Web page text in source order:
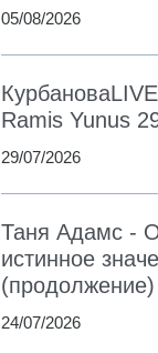
05/08/2026
Ramis Yunus
29/07/2026
Таня Адамс -
истинное
(продолжение)
24/07/2026